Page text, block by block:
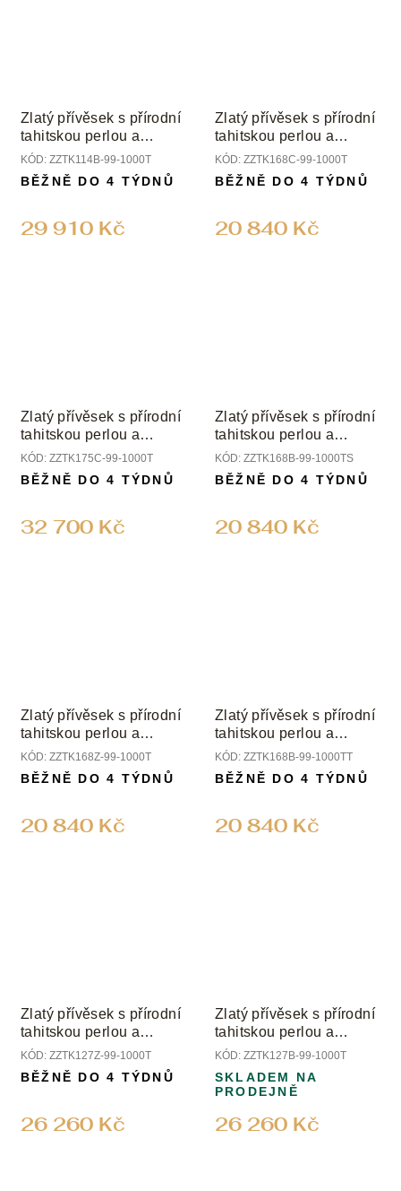
Zlatý přívěsek s přírodní
tahitskou perlou a
diamanty
KÓD: ZZTK114B-99-1000T
29 910 Kč
BĚŽNĚ DO 4 TÝDNŮ
Zlatý přívěsek s přírodní
tahitskou perlou a
diamanty
KÓD: ZZTK168C-99-1000T
20 840 Kč
BĚŽNĚ DO 4 TÝDNŮ
Zlatý přívěsek s přírodní
tahitskou perlou a
diamanty
KÓD: ZZTK175C-99-1000T
32 700 Kč
BĚŽNĚ DO 4 TÝDNŮ
Zlatý přívěsek s přírodní
tahitskou perlou a
diamanty
KÓD: ZZTK168B-99-1000TS
20 840 Kč
BĚŽNĚ DO 4 TÝDNŮ
Zlatý přívěsek s přírodní
tahitskou perlou a
diamanty
KÓD: ZZTK168Z-99-1000T
20 840 Kč
BĚŽNĚ DO 4 TÝDNŮ
Zlatý přívěsek s přírodní
tahitskou perlou a
diamanty
KÓD: ZZTK168B-99-1000TT
20 840 Kč
BĚŽNĚ DO 4 TÝDNŮ
Zlatý přívěsek s přírodní
tahitskou perlou a
diamanty
KÓD: ZZTK127Z-99-1000T
26 260 Kč
BĚŽNĚ DO 4 TÝDNŮ
Zlatý přívěsek s přírodní
tahitskou perlou a
diamanty
KÓD: ZZTK127B-99-1000T
26 260 Kč
SKLADEM NA
PRODEJNĚ